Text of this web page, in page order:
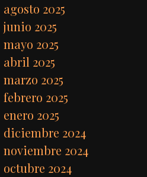
agosto 2025
junio 2025
mayo 2025
abril 2025
marzo 2025
febrero 2025
enero 2025
diciembre 2024
noviembre 2024
octubre 2024